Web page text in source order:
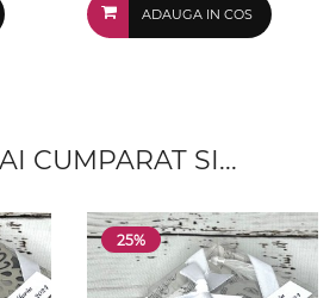
ADAUGA IN COS
CUMPARAT SI...
25%